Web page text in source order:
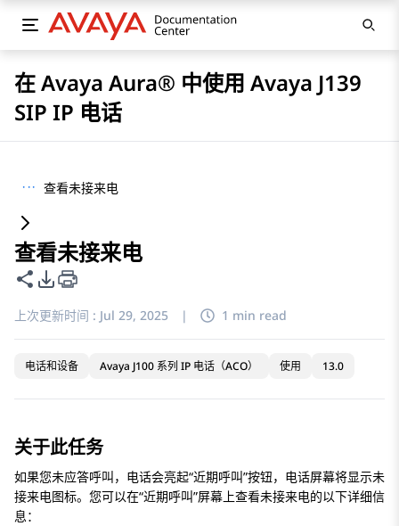
在 Avaya Aura® 中使用 Avaya J139
SIP IP 电话
··· 查看未接来电
查看未接来电
共享此页面
PDF 导出选项
上次更新时间 : Jul 29, 2025 | 1 min read
电话和设备 Avaya J100 系列 IP 电话（ACO） 使用 13.0
关于此任务
如果您未应答呼叫，电话会亮起“近期呼叫”按钮，电话屏幕将显示未
接来电图标。您可以在“近期呼叫”屏幕上查看未接来电的以下详细信
息：